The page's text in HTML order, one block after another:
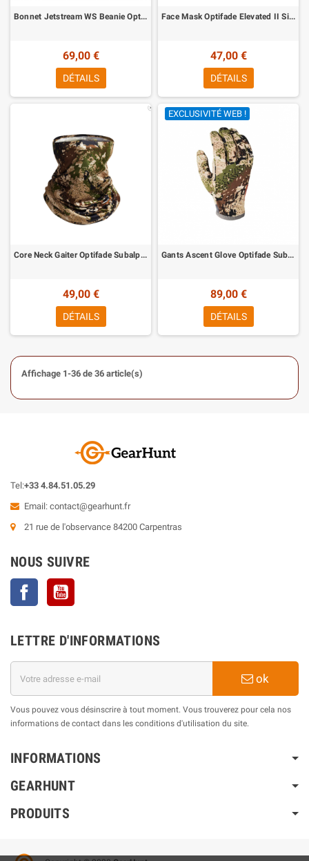
Bonnet Jetstream WS Beanie Optifade Subalpine Sitka
69,00 €
DÉTAILS
Face Mask Optifade Elevated II Sitka
47,00 €
DÉTAILS
Core Neck Gaiter Optifade Subalpine Sitka
49,00 €
DÉTAILS
EXCLUSIVITÉ WEB !
Gants Ascent Glove Optifade Subalpine Sitka
89,00 €
DÉTAILS
Affichage 1-36 de 36 article(s)
Tel:+33 4.84.51.05.29
Email: contact@gearhunt.fr
21 rue de l'observance 84200 Carpentras
NOUS SUIVRE
Facebook
LETTRE D'INFORMATIONS
ok
Vous pouvez vous désinscrire à tout moment. Vous trouverez pour cela nos
informations de contact dans les conditions d'utilisation du site.
INFORMATIONS
GEARHUNT
PRODUITS